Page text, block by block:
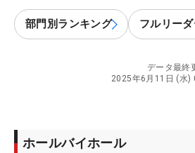
部門別ランキング フルリー
データ最終
2025年6月11日 (水)
ホールバイホール